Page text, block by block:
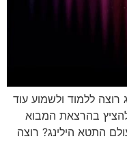
רוצה ללמוד ולשמוע עוד
להציץ בהרצאת המבוא
התטא הילינג? רוצה